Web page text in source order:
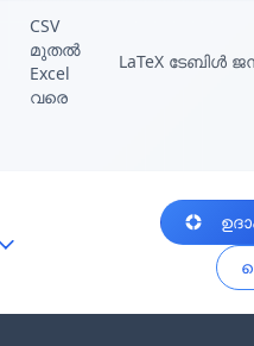
CSV
മുതൽ
Excel
വരെ
LaTeX ടേബിൾ